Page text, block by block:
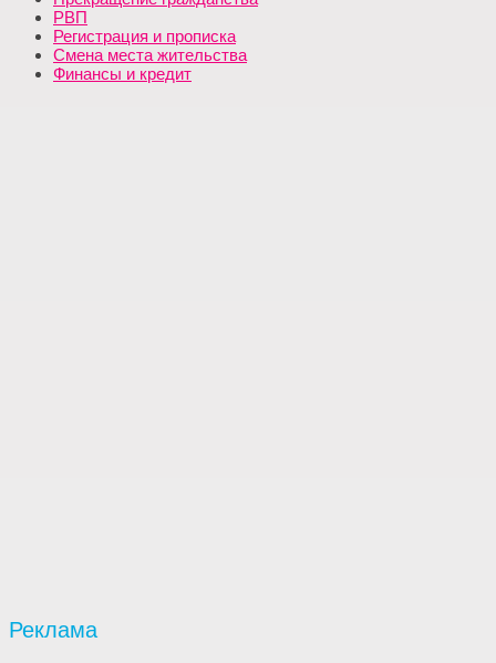
РВП
Регистрация и прописка
Смена места жительства
Финансы и кредит
Реклама